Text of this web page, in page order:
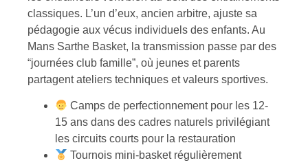
classiques. L’un d’eux, ancien arbitre, ajuste sa
pédagogie aux vécus individuels des enfants. Au
Mans Sarthe Basket, la transmission passe par des
“journées club famille”, où jeunes et parents
partagent ateliers techniques et valeurs sportives.
Camps de perfectionnement pour les 12-
15 ans dans des cadres naturels privilégiant
les circuits courts pour la restauration
Tournois mini-basket régulièrement